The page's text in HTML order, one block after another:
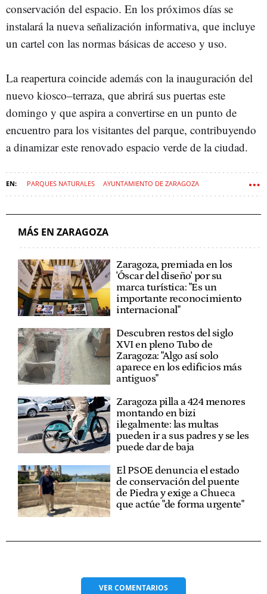
conservación del espacio. En los próximos días se
instalará la nueva señalización informativa, que incluye
un cartel con las normas básicas de acceso y uso.
La reapertura coincide además con la inauguración del
nuevo kiosco–terraza, que abrirá sus puertas este
domingo y que aspira a convertirse en un punto de
encuentro para los visitantes del parque, contribuyendo
a dinamizar este renovado espacio verde de la ciudad.
PARQUES NATURALES AYUNTAMIENTO DE ZARAGOZA
MÁS EN ZARAGOZA
Zaragoza, premiada en los
'Óscar del diseño' por su
marca turística: "Es un
importante reconocimiento
internacional"
Descubren restos del siglo
XVI en pleno Tubo de
Zaragoza: "Algo así solo
aparece en los edificios más
antiguos"
Zaragoza pilla a 424 menores
montando en bizi
ilegalmente: las multas
pueden ir a sus padres y se les
puede dar de baja
El PSOE denuncia el estado
de conservación del puente
de Piedra y exige a Chueca
que actúe "de forma urgente"
VERCOMENTARIOS